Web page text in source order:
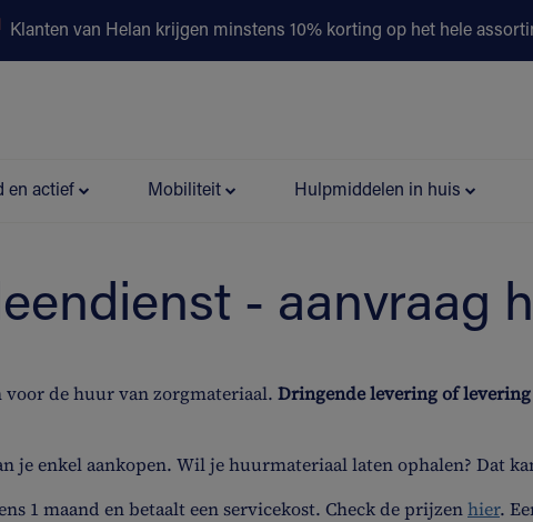
Klanten van Helan krijgen minstens 10% korting op het hele
en actief Mobiliteit Hulpmiddelen in huis
- aanvraag
de huur van zorgmateriaal. Dringende levering of
je enkel aankopen. Wil je huurmateriaal laten ophalen? Dat
1 maand en betaalt een servicekost. Check de prijzenhier.